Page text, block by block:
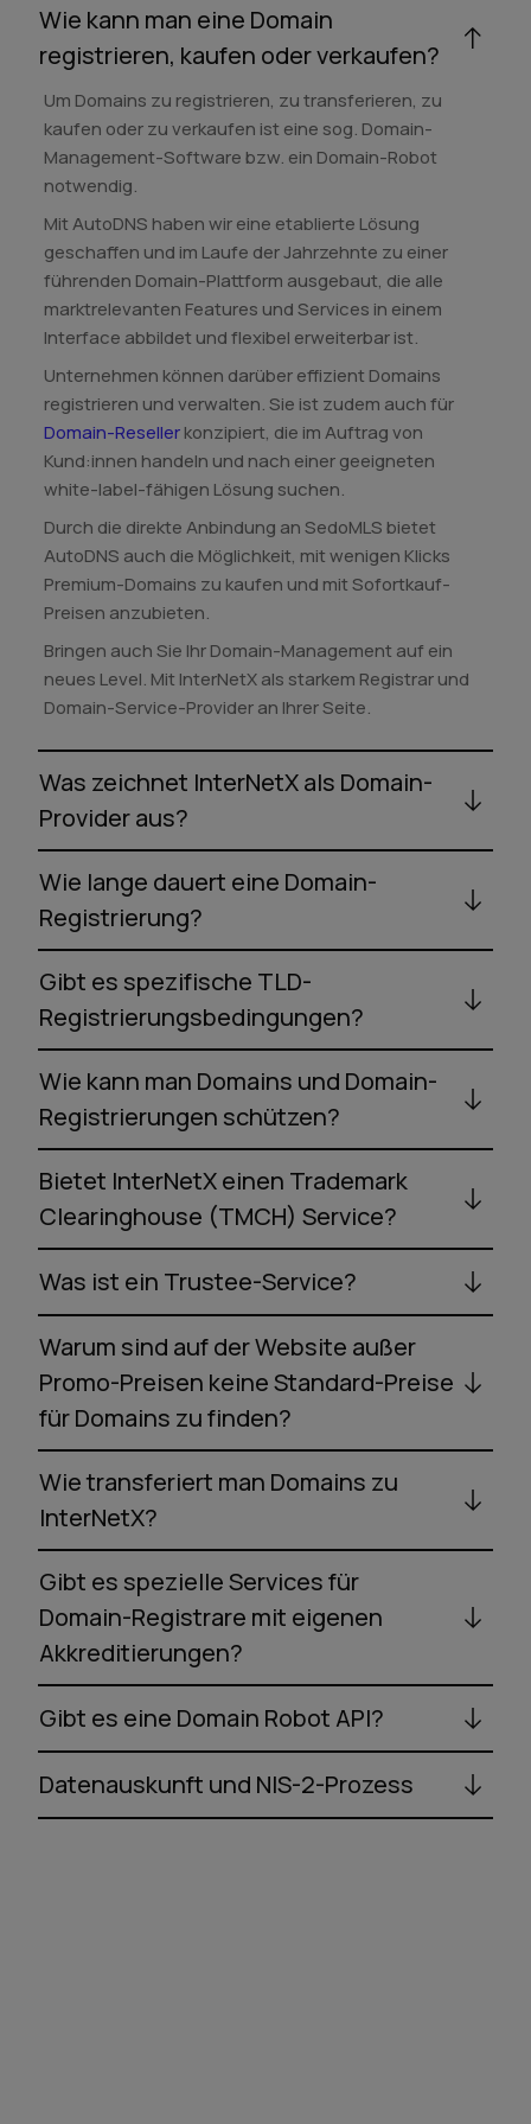
Wie kann man eine Domain
registrieren, kaufen oder verkaufen?
Um Domains zu registrieren, zu transferieren, zu
kaufen oder zu verkaufen ist eine sog. Domain-
Management-Software bzw. ein Domain-Robot
notwendig.
Mit AutoDNS haben wir eine etablierte Lösung
geschaffen und im Laufe der Jahrzehnte zu einer
führenden Domain-Plattform ausgebaut, die alle
marktrelevanten Features und Services in einem
Interface abbildet und flexibel erweiterbar ist.
Unternehmen können darüber effizient Domains
registrieren und verwalten. Sie ist zudem auch für
Domain-Resellerkonzipiert, die im Auftrag von
Kund:innen handeln und nach einer geeigneten
white-label-fähigen Lösung suchen.
Durch die direkte Anbindung an SedoMLS bietet
AutoDNS auch die Möglichkeit, mit wenigen Klicks
Premium-Domains zu kaufen und mit Sofortkauf-
Preisen anzubieten.
Bringen auch Sie Ihr Domain-Management auf ein
neues Level. Mit InterNetX als starkem Registrar und
Domain-Service-Provider an Ihrer Seite.
Was zeichnet InterNetX als Domain-
Provider aus?
Wie lange dauert eine Domain-
Registrierung?
Gibt es spezifische TLD-
Registrierungsbedingungen?
Wie kann man Domains und Domain-
Registrierungen schützen?
Bietet InterNetX einen Trademark
Clearinghouse (TMCH) Service?
Was ist ein Trustee-Service?
Warum sind auf der Website außer
Promo-Preisen keine Standard-Preise
für Domains zu finden?
Wie transferiert man Domains zu
InterNetX?
Gibt es spezielle Services für
Domain-Registrare mit eigenen
Akkreditierungen?
Gibt es eine Domain Robot API?
Datenauskunft und NIS-2-Prozess